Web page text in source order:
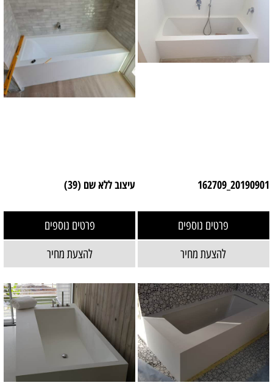
20190901_162709
פרטים נוספים
להצעת מחיר
עיצוב ללא שם (39)
פרטים נוספים
להצעת מחיר